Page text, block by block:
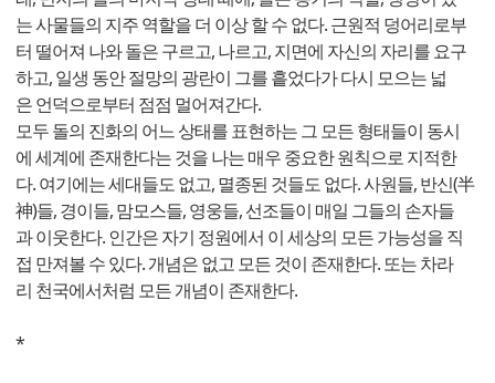
는 사물들의 지주 역할을 더 이상 할 수 없다. 근원적 덩어리로부
터 떨어져 나와 돌은 구르고, 나르고, 지면에 자신의 자리를 요구
하고, 일생 동안 절망의 광란이 그를 흩었다가 다시 모으는 넓
은 언덕으로부터 점점 멀어져간다.
모두 돌의 진화의 어느 상태를 표현하는 그 모든 형태들이 동시
에 세계에 존재한다는 것을 나는 매우 중요한 원칙으로 지적한
다. 여기에는 세대들도 없고, 멸종된 것들도 없다. 사원들, 반신(半
神)들, 경이들, 맘모스들, 영웅들, 선조들이 매일 그들의 손자들
과 이웃한다. 인간은 자기 정원에서 이 세상의 모든 가능성을 직
접 만져볼 수 있다. 개념은 없고 모든 것이 존재한다. 또는 차라
리 천국에서처럼 모든 개념이 존재한다.
*